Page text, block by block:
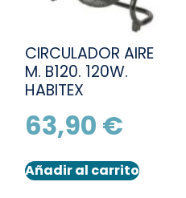
CIRCULADOR AIRE
M. B120. 120W.
HABITEX
63,90 €
Añadir al carrito